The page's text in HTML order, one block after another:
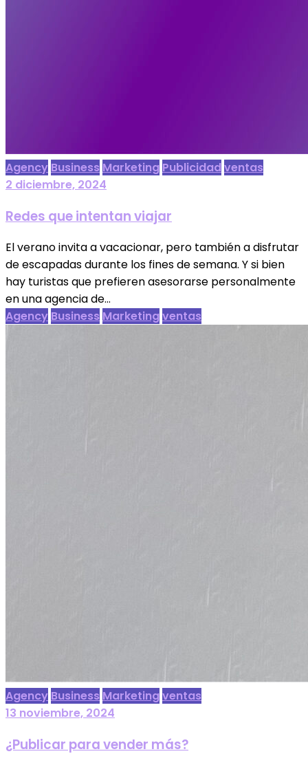
Agency Business Marketing Publicidadventas
2 diciembre, 2024
Redes que intentan viajar
El verano invita a vacacionar, pero también a disfrutar
de escapadas durante los fines de semana. Y si bien
hay turistas que prefieren asesorarse personalmente
en una agencia de...
Agency Business Marketingventas
Agency Business Marketingventas
13 noviembre, 2024
¿Publicar para vender más?